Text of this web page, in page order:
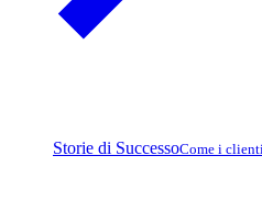
Storie di SuccessoCome i